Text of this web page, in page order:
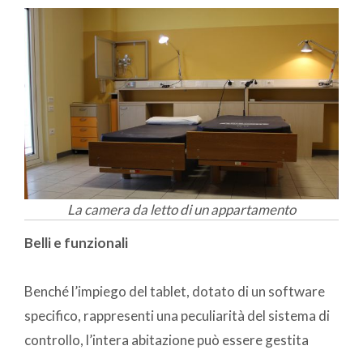
La camera da letto di un appartamento
Belli e funzionali
Benché l’impiego del tablet, dotato di un software
specifico, rappresenti una peculiarità del sistema di
controllo, l’intera abitazione può essere gestita